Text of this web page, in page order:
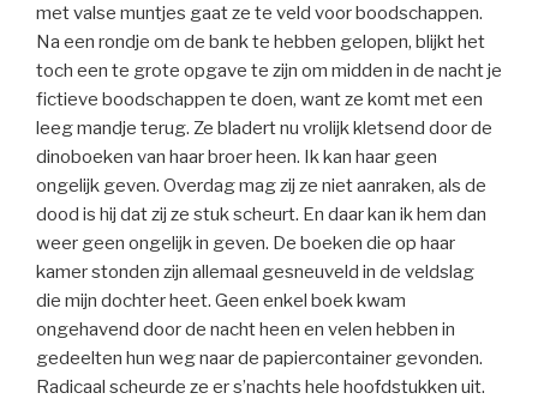
met valse muntjes gaat ze te veld voor boodschappen.
Na een rondje om de bank te hebben gelopen, blijkt het
toch een te grote opgave te zijn om midden in de nacht je
fictieve boodschappen te doen, want ze komt met een
leeg mandje terug. Ze bladert nu vrolijk kletsend door de
dinoboeken van haar broer heen. Ik kan haar geen
ongelijk geven. Overdag mag zij ze niet aanraken, als de
dood is hij dat zij ze stuk scheurt. En daar kan ik hem dan
weer geen ongelijk in geven. De boeken die op haar
kamer stonden zijn allemaal gesneuveld in de veldslag
die mijn dochter heet. Geen enkel boek kwam
ongehavend door de nacht heen en velen hebben in
gedeelten hun weg naar de papiercontainer gevonden.
Radicaal scheurde ze er s’nachts hele hoofdstukken uit.